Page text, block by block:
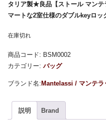
タリア製★良品【ストール マンテ
マートな2室仕様のダブルkeyロ
在庫切れ
商品コード: BSM0002
カテゴリー: バッグ
Mantelassi / マンテラ
説明 Brand